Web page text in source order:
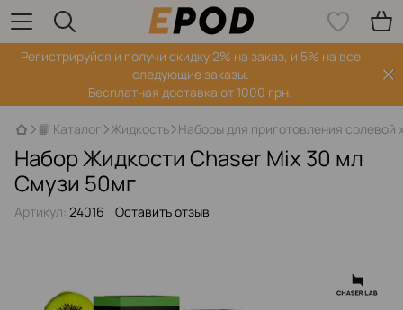
Регистрируйся‌ и получи скидку 2% на заказ, и 5% на все
следующие заказы.
Бесплатная доставка от 1000 грн.
📙 Каталог Жидкость Наборы для приготовления солевой
Набор Жидкости Chaser Mix 30 мл
Смузи 50мг
Артикул: 24016 Оставить отзыв